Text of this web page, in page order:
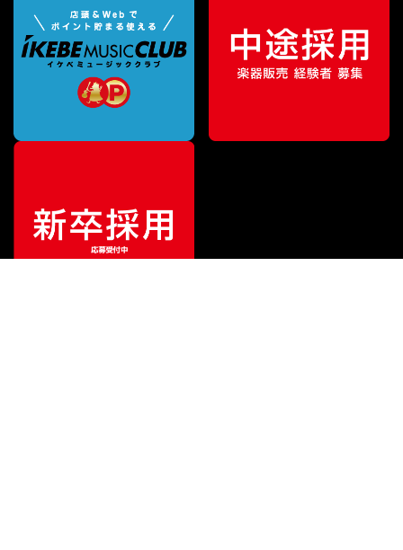
販売価格 207,900（税込）
¥187,000（税込）